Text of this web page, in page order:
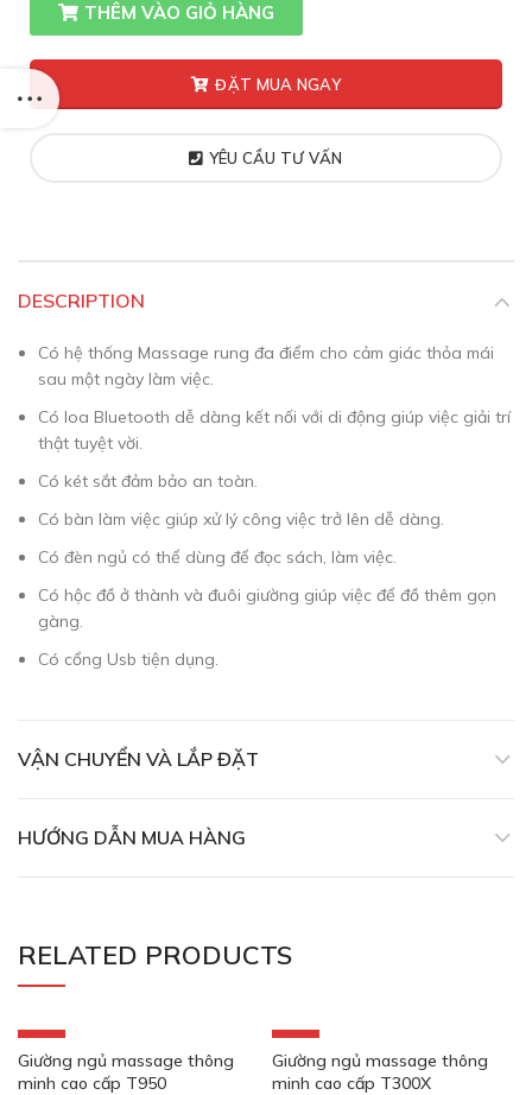
THÊM VÀO GIỎ HÀNG
ĐẶT MUA NGAY
YÊU CẦU TƯ VẤN
DESCRIPTION
Có hệ thống Massage rung đa điểm cho cảm giác thỏa mái
sau một ngày làm việc.
Có loa Bluetooth dễ dàng kết nối với di động giúp việc giải trí
thật tuyệt vời.
Có két sắt đảm bảo an toàn.
Có bàn làm việc giúp xử lý công việc trở lên dễ dàng.
Có đèn ngủ có thể dùng để đọc sách, làm việc.
Có hộc đồ ở thành và đuôi giường giúp việc để đồ thêm gọn
gàng.
Có cổng Usb tiện dụng.
VẬN CHUYỂN VÀ LẮP ĐẶT
HƯỚNG DẪN MUA HÀNG
RELATED PRODUCTS
-30%
Giường ngủ massage thông
minh cao cấp T950
-50%
Giường ngủ massage thông
minh cao cấp T300X